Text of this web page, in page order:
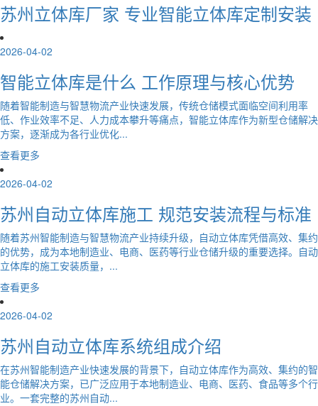
苏州立体库厂家 专业智能立体库定制安装
2026-04-02
智能立体库是什么 工作原理与核心优势
随着智能制造与智慧物流产业快速发展，传统仓储模式面临空间利用率
低、作业效率不足、人力成本攀升等痛点，智能立体库作为新型仓储解决
方案，逐渐成为各行业优化...
查看更多
2026-04-02
苏州自动立体库施工 规范安装流程与标准
随着苏州智能制造与智慧物流产业持续升级，自动立体库凭借高效、集约
的优势，成为本地制造业、电商、医药等行业仓储升级的重要选择。自动
立体库的施工安装质量，...
查看更多
2026-04-02
苏州自动立体库系统组成介绍
在苏州智能制造产业快速发展的背景下，自动立体库作为高效、集约的智
能仓储解决方案，已广泛应用于本地制造业、电商、医药、食品等多个行
业。一套完整的苏州自动...